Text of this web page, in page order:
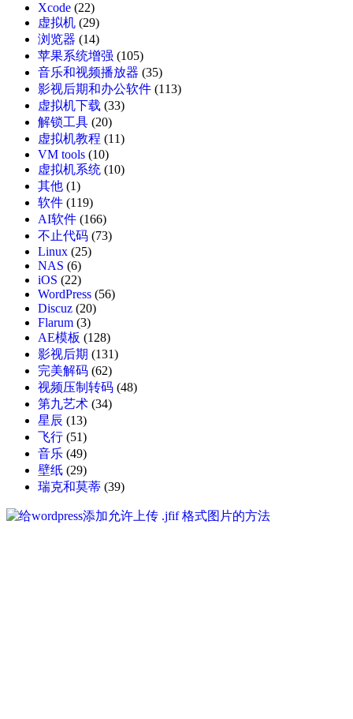
Xcode (22)
虚拟机 (29)
浏览器 (14)
苹果系统增强 (105)
音乐和视频播放器 (35)
影视后期和办公软件 (113)
虚拟机下载 (33)
解锁工具 (20)
虚拟机教程 (11)
VM tools (10)
虚拟机系统 (10)
其他 (1)
软件 (119)
AI软件 (166)
不止代码 (73)
Linux (25)
NAS (6)
iOS (22)
WordPress (56)
Discuz (20)
Flarum (3)
AE模板 (128)
影视后期 (131)
完美解码 (62)
视频压制转码 (48)
第九艺术 (34)
星辰 (13)
飞行 (51)
音乐 (49)
壁纸 (29)
瑞克和莫蒂 (39)